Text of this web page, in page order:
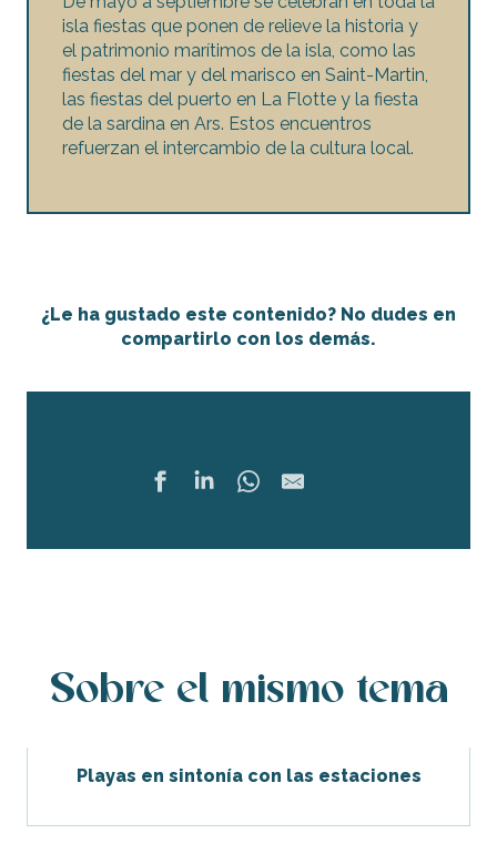
isla fiestas que ponen de relieve la historia y
el patrimonio marítimos de la isla, como las
fiestas del mar y del marisco en Saint-Martin,
las fiestas del puerto en La Flotte y la fiesta
de la sardina en Ars. Estos encuentros
refuerzan el intercambio de la cultura local.
¿Le ha gustado este contenido? No dudes en
compartirlo con los demás.
Sobre el mismo tema
Playas en sintonía con las estaciones